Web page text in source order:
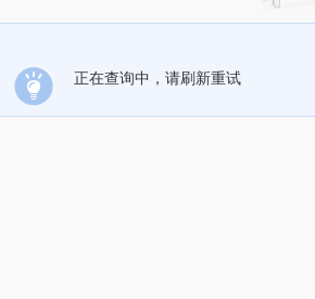
正在查询中，请刷新重试